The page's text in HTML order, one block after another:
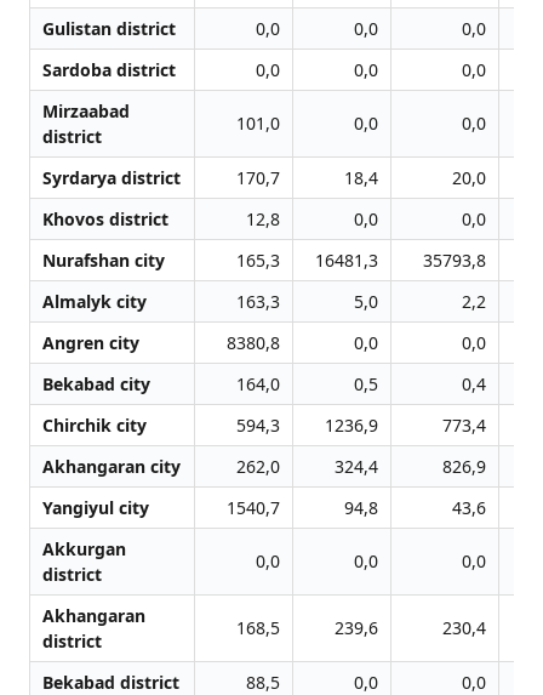
Gulistan district 0,0 0,0
0,0
Sardoba district
0,0 0,0
0,0
Mirzaabad
district
101,0 0,0 0,0
Syrdarya district 170,7 18,4
20,0
Khovos district
12,8 0,0
0,0
Nurafshan city
165,3 16481,3 35793,8
Almalyk city
163,3 5,0
2,2
Angren city
8380,8 0,0
0,0
Bekabad city
164,0 0,5
0,4
Chirchik city
594,3 1236,9 773,4
Akhangaran city
262,0 324,4
826,9
Yangiyul city
1540,7 94,8
43,6
Akkurgan
district
0,0 0,0 0,0
Akhangaran
district
168,5 239,6 230,4
Bekabad district 88,5 0,0
0,0